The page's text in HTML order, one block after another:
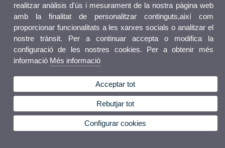
realitzar anàlisis d'ús i mesurament de la nostra pàgina web
amb la finalitat de personalitzar continguts,així com
proporcionar funcionalitats a les xarxes socials o analitzar el
nostre trànsit. Per a continuar accepta o modifica la
configuració de les nostres cookies. Per a obtenir més
informació Més informació
Acceptar tot
Rebutjar tot
Configurar cookies